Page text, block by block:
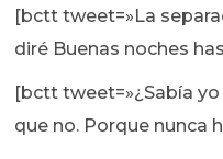
[bctt tweet=»La
diré Buenas noches
[bctt tweet=»¿Sabía
que no. Porque nunca